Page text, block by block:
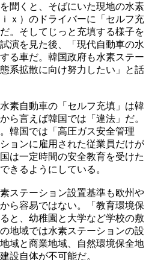
聞くと、そばにいた現地の水素
ｘ）のドライバーに「セルフ充
。そしてじっと充填する様子を
演を見た後、「現代自動車の水
る車だ。韓国政府も水素ステー
系拡散に向け努力したい」と話
素自動車の「セルフ充填」は韓
ら言えば韓国では「違法」だ。
韓国では「高圧ガス安全管理
ョンに雇用された従業員だけが
は一定時間の安全教育を受けた
きるようにしている。
ステーション設置基準も欧州や
ら容易ではない。「教育環境保
と、幼稚園と大学など学校の敷
地域では水素ステーションの設
域と商業地域、自然環境保全地
設自体が不可能だ。